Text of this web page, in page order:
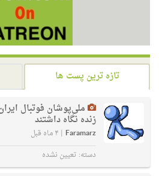
تازه ترین پست ها
ملی‌پوشان فوتبال
زنده نگاه داشتند
Faramarz
| ۴ ماه قبل
دسته: تعیین نشده